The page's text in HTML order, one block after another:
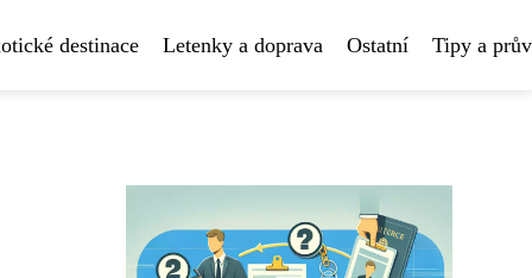
destinace Letenky a doprava Ostatní Tipy a